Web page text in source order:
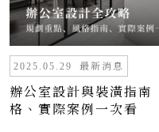
2025.05.29 最新消息
辦公室設計與裝潢指南
格、實際案例一次看